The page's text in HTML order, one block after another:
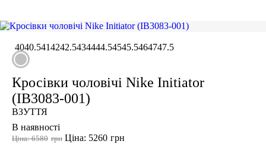
4040.5414242.5434444.54545.5464747.5
Кросівки чоловічі Nike Initiator
(IB3083-001)
ВЗУТТЯ
В наявності
грн
Ціна: 6580 грн
Ціна: 5260